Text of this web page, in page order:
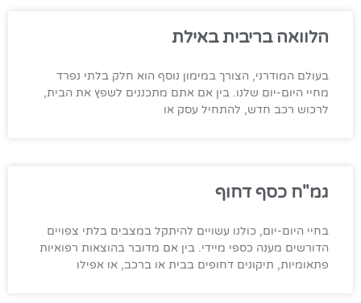
הלוואה בריבית באילת
בעולם המודרני, הצורך במימון נוסף הוא חלק בלתי נפרד
מחיי היום-יום שלנו. בין אם אתם מתכננים לשפץ את הבית,
לרכוש רכב חדש, להתחיל עסק או
גמ"ח כסף דחוף
בחיי היום-יום, כולנו עשויים להיתקל במצבים בלתי צפויים
הדורשים מענה כספי מיידי. בין אם מדובר בהוצאות רפואיות
פתאומיות, תיקונים דחופים בבית או ברכב, או אפילו